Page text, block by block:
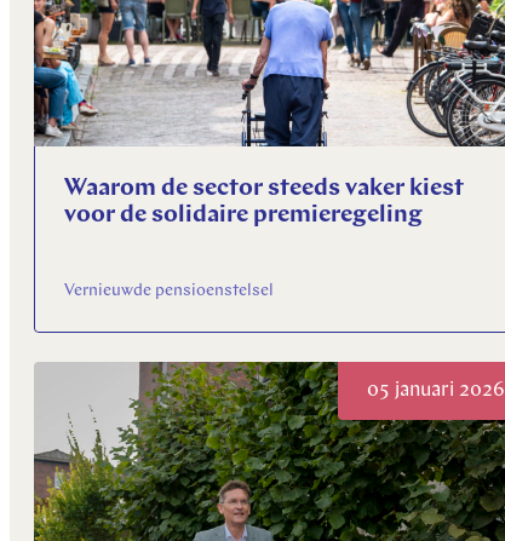
Waarom de sector steeds vaker kiest
voor de solidaire premieregeling
Vernieuwde pensioenstelsel
05 januari 2026